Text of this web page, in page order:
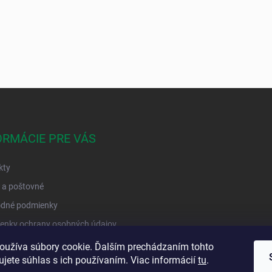
súbory cookie. Ďalším prechádzaním tohto
súhlas s ich používaním. Viac informácií tu.
PRE VÁS
a poštovné
podmienky
ochrany osobných údajov